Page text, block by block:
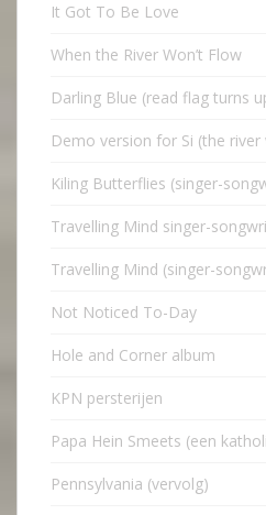
It Got To Be Love
When the River Won’t Flow
Darling Blue (read flag turns
Demo version for Si (the river
Kiling Butterflies (singer-
Travelling Mind singer-
Travelling Mind (singer-
Not Noticed To-Day
Hole and Corner album
KPN persterijen
Papa Hein Smeets (een
Pennsylvania (vervolg)